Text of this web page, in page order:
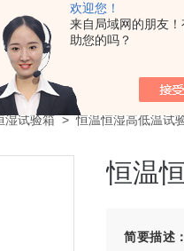
欢迎您！
来自局域网的朋友
助您的吗？
验机,针焰试验机,恒温恒湿试验机,UV紫外线老
湿试验箱> 恒温恒湿高低温试
恒温
简要描述